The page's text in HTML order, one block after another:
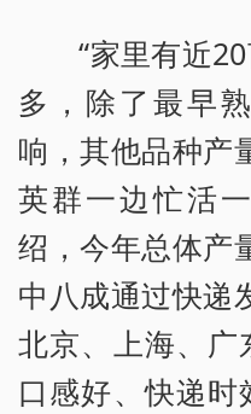
“家里有近
多，除了最早
响，其他品种产
英群一边忙活
绍，今年总体产
中八成通过快递
北京、上海、
口感好、快递